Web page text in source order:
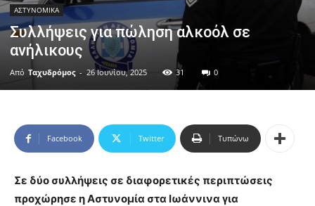
ΑΣΤΥΝΟΜΙΚΑ
Συλλήψεις για πώληση αλκοόλ σε
ανήλικους
Από Ταχυδρόμος - 26 Ιουνίου, 2025 31 0
Facebook Twitter Τυπώνω
Σε δύο συλλήψεις σε διαφορετικές περιπτώσεις
προχώρησε η Αστυνομία στα Ιωάννινα για